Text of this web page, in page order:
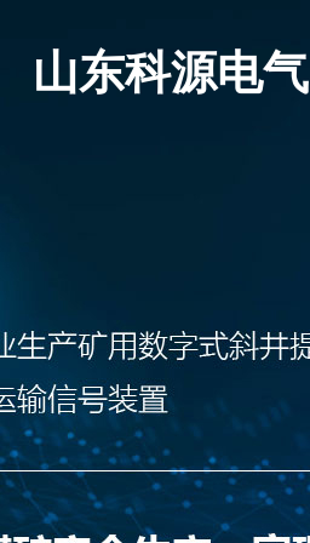
山东科源电气